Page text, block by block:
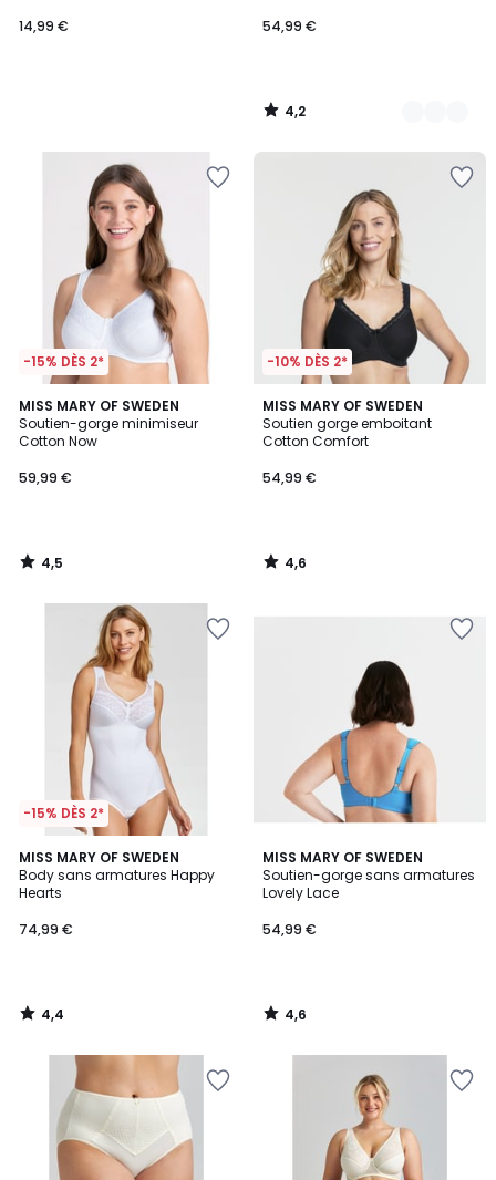
14,99 €
54,99 €
4,2
/
-15% DÈS 2*
MISS MARY OF SWEDEN
Soutien-gorge minimiseur
Cotton Now
59,99 €
4,5
/ 5
4,5
/
-10% DÈS 2*
MISS MARY OF SWEDEN
Soutien gorge emboitant
Cotton Comfort
54,99 €
4,6
/ 5
4,6
/
-15% DÈS 2*
MISS MARY OF SWEDEN
Body sans armatures Happy
Hearts
74,99 €
4,4
/ 5
4,4
/
MISS MARY OF SWEDEN
Soutien-gorge sans armatures
Lovely Lace
54,99 €
4,6
/ 5
4,6
/